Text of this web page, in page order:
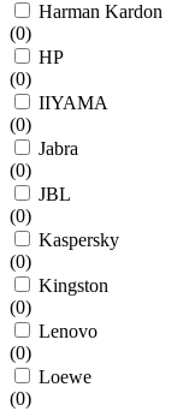
Harman Kardon
(0)
HP
(0)
IIYAMA
(0)
Jabra
(0)
JBL
(0)
Kaspersky
(0)
Kingston
(0)
Lenovo
(0)
Loewe
(0)